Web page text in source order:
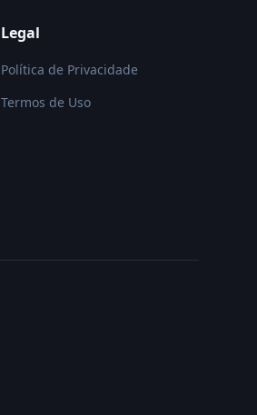
Legal
Política de Privacidade
Termos de Uso